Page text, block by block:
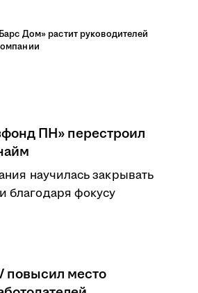
Дом» растит руководителей
ПН» перестроил
научилась закрывать
благодаря фокусу
повысил место